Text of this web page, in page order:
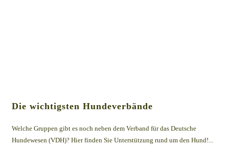
Die wichtigsten Hundeverbände
Welche Gruppen gibt es noch neben dem Verband für das Deutsche
Hundewesen (VDH)? Hier finden Sie Unterstützung rund um den Hund!...